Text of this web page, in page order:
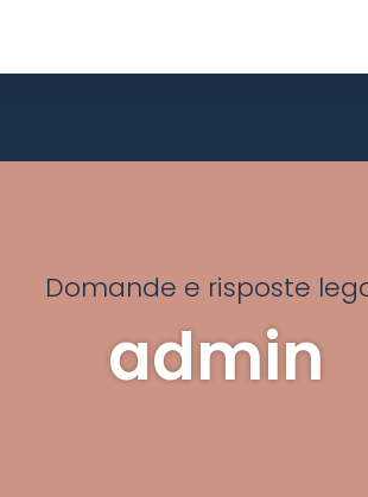
Domande e risposte
admin